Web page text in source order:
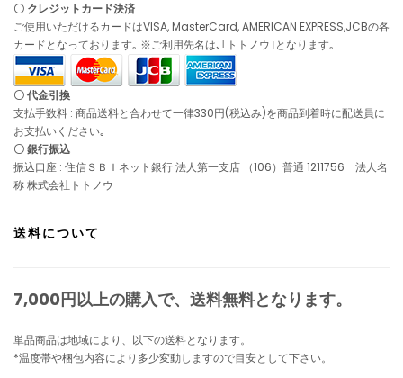
〇 クレジットカード決済
ご使用いただけるカードはVISA, MasterCard, AMERICAN EXPRESS,JCBの各
カードとなっております｡ ※ご利用先名は､｢トトノウ｣となります｡
〇 代金引換
支払手数料 : 商品送料と合わせて一律330円(税込み)を商品到着時に配送員に
お支払いください｡
〇 銀行振込
振込口座 : 住信ＳＢＩネット銀行 法人第一支店 （106）普通 1211756 法人名
称 株式会社トトノウ
送料について
7,000円以上の購入で、 送料無料となります。
単品商品は地域により、以下の送料となります。
*温度帯や梱包内容により多少変動しますので目安として下さい。